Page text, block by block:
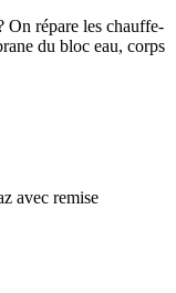
On répare les chauffe-
du bloc eau, corps
avec remise